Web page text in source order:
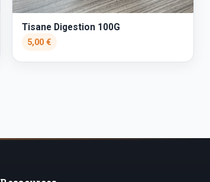
Tisane Digestion 100G
5,00 €